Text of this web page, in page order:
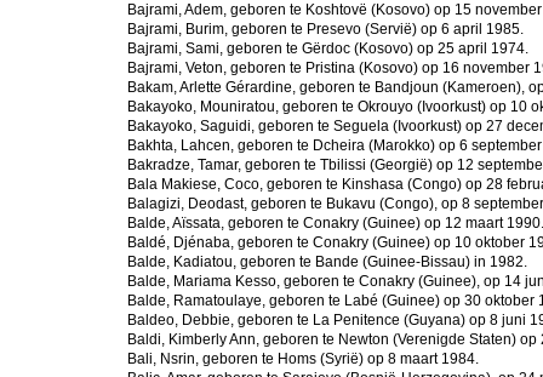
Bajrami, Adem, geboren te Koshtovë (Kosovo) op 15
Bajrami, Burim, geboren te Presevo (Servië) op 6 april 1985.
Bajrami, Sami, geboren te Gërdoc (Kosovo) op 25 april 1974.
Bajrami, Veton, geboren te Pristina (Kosovo) op 16 november
Bakam, Arlette Gérardine, geboren te Bandjoun (Kameroen),
Bakayoko, Mouniratou, geboren te Okrouyo (Ivoorkust) op 10
Bakayoko, Saguidi, geboren te Seguela (Ivoorkust) op 27
Bakhta, Lahcen, geboren te Dcheira (Marokko) op 6
Bakradze, Tamar, geboren te Tbilissi (Georgië) op 12
Bala Makiese, Coco, geboren te Kinshasa (Congo) op 28
Balagizi, Deodast, geboren te Bukavu (Congo), op 8
Balde, Aïssata, geboren te Conakry (Guinee) op 12 maart 1990.
Baldé, Djénaba, geboren te Conakry (Guinee) op 10 oktober
Balde, Kadiatou, geboren te Bande (Guinee-Bissau) in 1982.
Balde, Mariama Kesso, geboren te Conakry (Guinee), op 14
Balde, Ramatoulaye, geboren te Labé (Guinee) op 30 oktober
Baldeo, Debbie, geboren te La Penitence (Guyana) op 8 juni
Baldi, Kimberly Ann, geboren te Newton (Verenigde Staten) op
Bali, Nsrin, geboren te Homs (Syrië) op 8 maart 1984.